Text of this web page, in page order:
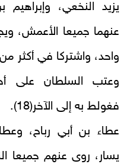
يزيد النخعي،
عنهما جميعا الأعمش،
واحد، واشتركا في أكثر
وعتب السلطان على
فغولط به إلى الآخر(18).
عطاء بن أبي رباح،
يسار، روى عنهم جميعا